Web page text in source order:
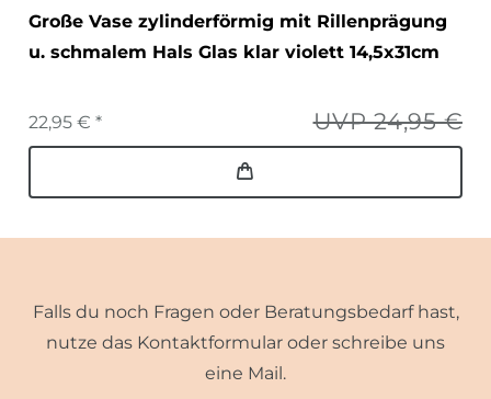
Große Vase zylinderförmig mit Rillenprägung
u. schmalem Hals Glas klar violett 14,5x31cm
UVP 24,95 €
22,95 € *
Falls du noch Fragen oder Beratungsbedarf hast,
nutze das Kontaktformular oder schreibe uns
eine Mail.